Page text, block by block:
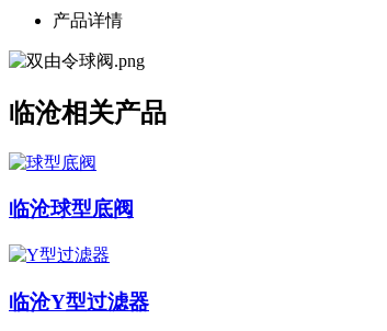
产品详情
临沧相关产品
临沧球型底阀
临沧Y型过滤器